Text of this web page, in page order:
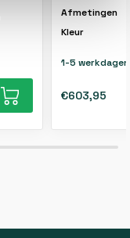
Afmetingen
Kleur
1-5
€603,95